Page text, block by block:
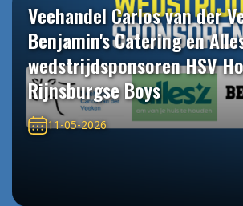
Veehandel Carlos van der
Benjamin's Catering en
wedstrijdsponsoren HSV
Rijnsburgse Boys
11-05-2026